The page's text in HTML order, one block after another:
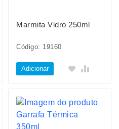
Marmita Vidro 250ml
Código: 19160
Adicionar